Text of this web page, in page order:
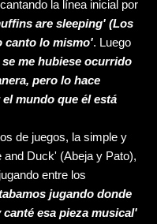
la línea inicial por
are sleeping' (Los
canto lo mismo'. Luego
se me hubiese ocurrido
pero lo hace
mundo que él está
de juegos, la simple y
Duck' (Abeja y Pato),
entre los
jugando donde
esa pieza musical'